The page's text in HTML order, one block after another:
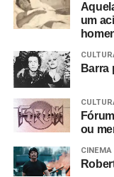
um
Barra
ou
CINEMA